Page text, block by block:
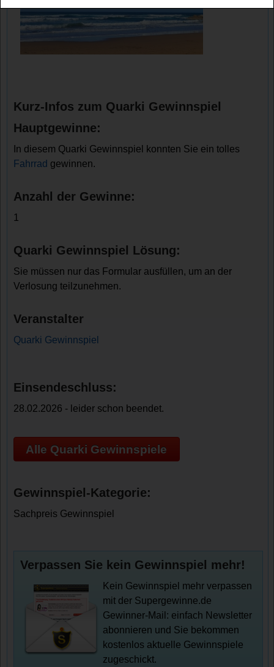
Kurz-Infos zum Quarki Gewinnspiel
Hauptgewinne:
In diesem Quarki Gewinnspiel konnten Sie ein tolles
Fahrrad gewinnen.
Anzahl der Gewinne:
1
Quarki Gewinnspiel Lösung:
Sie müssen nur das Formular ausfüllen, um an der
Verlosung teilzunehmen.
Veranstalter
Quarki Gewinnspiel
Einsendeschluss:
28.02.2026 - leider schon beendet.
Alle Quarki Gewinnspiele
Gewinnspiel-Kategorie:
Sachpreis Gewinnspiel
Verpassen Sie kein Gewinnspiel mehr!
Kein Gewinnspiel mehr verpassen
mit der Supergewinne.de
Gewinner-Mail: einfach Newsletter
abonnieren und Sie bekommen
kostenlos aktuelle Gewinnspiele
zugeschickt.